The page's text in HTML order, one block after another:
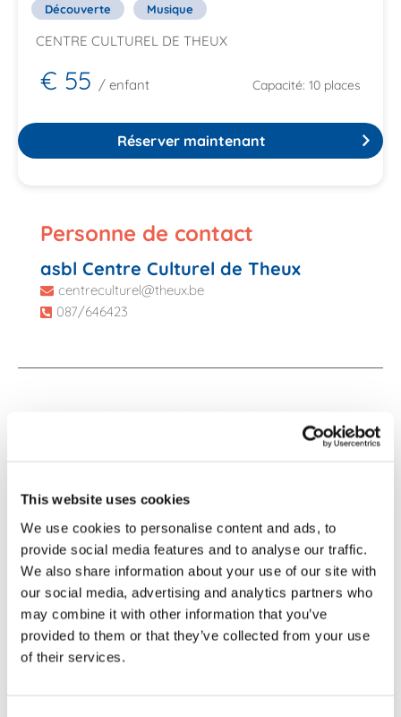
This website uses cookies
We use cookies to personalise content and ads, to
provide social media features and to analyse our traffic.
We also share information about your use of our site with
our social media, advertising and analytics partners who
may combine it with other information that you’ve
provided to them or that they’ve collected from your use
of their services.
Découverte Musique
CENTRE CULTUREL DE THEUX
€ 55 / enfant Capacité: 10 places
Réserver maintenant
Personne de contact
asbl Centre Culturel de Theux
centreculturel@theux.be
087/646423